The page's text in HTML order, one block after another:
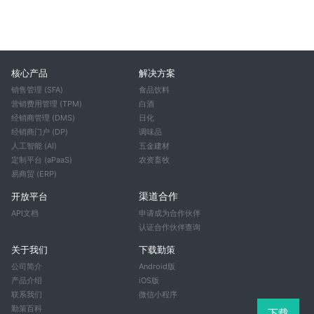
核心产品
销售管理 (SFA)
营销费用管理 (TPM)
经销商管理 (DMS)
经销商门户 (DP)
人工智能 (AI)
定制平台 (aPaaS)
易商贸 (ERP)
解决方案
食品饮料
白酒
日化
调味品
五金建材
农资畜牧
开放平台
API文档
渠道合作
申请成为合作伙伴
认证合作伙伴查询
关于我们
公司简介
产品介绍
联系我们
勤策百科
下载勤策
Android版
iOS版
微信小程序